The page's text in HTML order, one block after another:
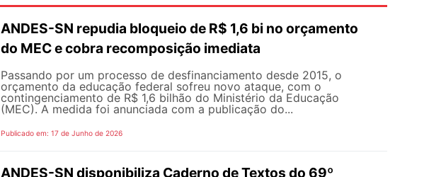
ANDES-SN repudia bloqueio de R$ 1,6 bi no orçamento
do MEC e cobra recomposição imediata
Passando por um processo de desfinanciamento desde 2015, o
orçamento da educação federal sofreu novo ataque, com o
contingenciamento de R$ 1,6 bilhão do Ministério da Educação
(MEC). A medida foi anunciada com a publicação do...
Publicado em: 17 de Junho de 2026
ANDES-SN disponibiliza Caderno de Textos do 69º